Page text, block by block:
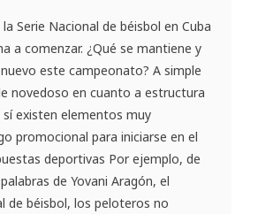
Serie Nacional de béisbol en Cuba
a comenzar. ¿Qué se mantiene y
este campeonato? A simple
novedoso en cuanto a estructura
sí existen elementos muy
promocional para iniciarse en el
deportivas Por ejemplo, de
de Yovani Aragón, el
de béisbol, los peloteros no